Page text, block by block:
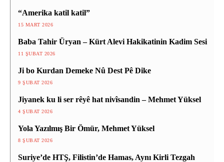
“Amerika katil katil”
15 MART 2026
Baba Tahir Üryan – Kürt Alevi Hakikatinin Kadim Sesi
11 ŞUBAT 2026
Ji bo Kurdan Demeke Nû Dest Pê Dike
9 ŞUBAT 2026
Jiyanek ku li ser rêyê hat nivîsandin – Mehmet Yüksel
4 ŞUBAT 2026
Yola Yazılmış Bir Ömür, Mehmet Yüksel
8 ŞUBAT 2026
Suriye’de HTŞ, Filistin’de Hamas, Aynı Kirli Tezgah